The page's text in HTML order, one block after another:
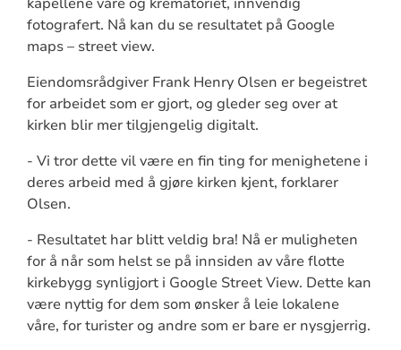
fotografert. Nå kan du se resultatet på Google
maps – street view.
Eiendomsrådgiver Frank Henry Olsen er begeistret
for arbeidet som er gjort, og gleder seg over at
kirken blir mer tilgjengelig digitalt.
- Vi tror dette vil være en fin ting for menighetene i
deres arbeid med å gjøre kirken kjent, forklarer
Olsen.
- Resultatet har blitt veldig bra! Nå er muligheten
for å når som helst se på innsiden av våre flotte
kirkebygg synligjort i Google Street View. Dette kan
være nyttig for dem som ønsker å leie lokalene
våre, for turister og andre som er bare er nysgjerrig.